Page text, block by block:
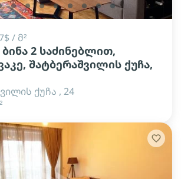
lens lens lens lens lens lens lens lens
/ მ²
2 საძინებლით,
შატბერაშვილის ქუჩა,
ქუჩა , 24